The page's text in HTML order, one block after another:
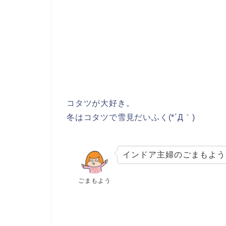
コタツが大好き。
冬はコタツで雪見だいふく(*´Д｀)
ごまもよう
インドア主婦のごまもよ